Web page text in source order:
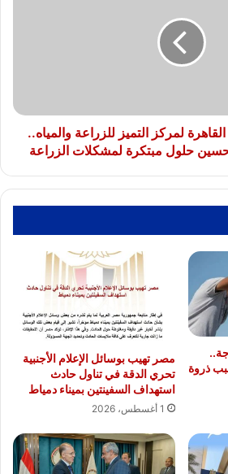
لمركز التميز للزراعة والمياه..
حلول مبتكرة لمشكلات الزراعة
42 درجة..
ذروة
مصر تهيب بوسائل الإعلام الأجنبية
تحري الدقة في تناول حادث
استهداف السفينتين بميناء دمياط
1 أغسطس، 2026